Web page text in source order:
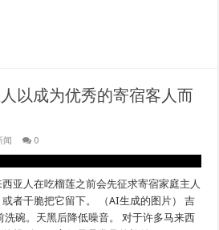
以成为优秀的寄宿客人而
闻 0
亚人在吃榴莲之前会先征求寄宿家庭主人
者干脆把它留下。 （AI生成的图片） 吉
洗碗。天黑后降低噪音。 对于许多马来西